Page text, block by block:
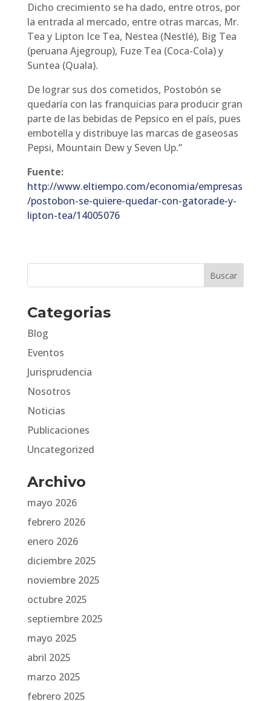
Dicho crecimiento se ha dado, entre otros, por
la entrada al mercado, entre otras marcas, Mr.
Tea y Lipton Ice Tea, Nestea (Nestlé), Big Tea
(peruana Ajegroup), Fuze Tea (Coca-Cola) y
Suntea (Quala).
De lograr sus dos cometidos, Postobón se
quedaría con las franquicias para producir gran
parte de las bebidas de Pepsico en el país, pues
embotella y distribuye las marcas de gaseosas
Pepsi, Mountain Dew y Seven Up.”
Fuente:
http://www.eltiempo.com/economia/empresas
/postobon-se-quiere-quedar-con-gatorade-y-
lipton-tea/14005076
Categorias
Blog
Eventos
Jurisprudencia
Nosotros
Noticias
Publicaciones
Uncategorized
Archivo
mayo 2026
febrero 2026
enero 2026
diciembre 2025
noviembre 2025
octubre 2025
septiembre 2025
mayo 2025
abril 2025
marzo 2025
febrero 2025